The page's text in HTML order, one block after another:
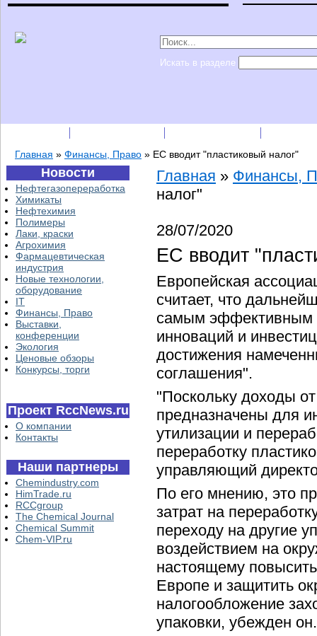
Искать в разделе
Главная » Финансы, Право » ЕС вводит "пластиковый налог"
Новости
Нефтегазопереработка
Химикаты
Нефтехимия
Полимеры
Лаки, краски
Агрохимия
Фармацевтическая
индустрия
Новые технологии,
оборудование
IT
Финансы, Право
Выставки,
конференции
Экология
Ценовые обзоры
Конкурсы, торги
Проект RccNews.ru
О компании
Контакты
Наши партнеры
Chemindustry.com
HimTrade.ru
RCCgroup
The Chemical Journal
Chemical Summit
Chem-VIP.ru
Главная » Финансы,
налог"
28/07/2020
ЕС вводит
Европейская
считает, что
самым эффективным
инноваций и
достижения
соглашения".
"Поскольку доходы
предназначены для
утилизации и
переработку
управляющий
По его мнению, это
затрат на
переходу на другие
воздействием на
настоящему
Европе и защитить
налогообложение
упаковки, убежден он.